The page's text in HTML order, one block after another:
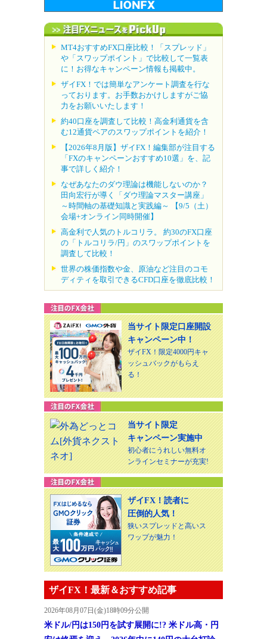
MT4おすすめFX口座比較！「スプレッド」
や「スワップポイント」で比較して一覧表
に！お得なキャンペーン情報も掲載中。
ザイFX！では簡単なアンケート調査を行な
っております。お手数おかけしますがご協
力をお願いいたします！
約40口座を調査して比較！高金利通貨を含
む12通貨ペアのスワップポイントを紹介！
【2026年8月版】ザイFX！編集部が注目する
「FXのキャンペーンおすすめ10選」を、記
事で詳しく紹介！
なぜあなたのダウ理論は機能しないのか？
田向宏行が導く「ダウ理論マスター講座」
～時間軸の基礎知識と実践編～ 【9/5（土）
会場+オンライン同時開催】
高金利で人気のトルコリラ。 約30のFX口座
の「トルコリラ/円」のスワップポイントを
調査して比較！
世界の株価指数や金、原油など注目のコモ
ディティを取引できるCFD口座を徹底比較！
当サイト限定口座開設
キャンペーン中！
ザイFX！限定4000円キャ
ッシュバックがもらえ
る！
当サイト限定
キャンペーン実施中
初心者にうれしい無料オ
ンラインセミナーが充実!
ザイFX！読者に
圧倒的人気！
狭いスプレッドと高いス
ワップが魅力！
ザイFX！最新＆おすすめ記事
2026年08月07日(金)18時09分公開
米ドル/円は150円を試す展開に!? 米ドル高・円